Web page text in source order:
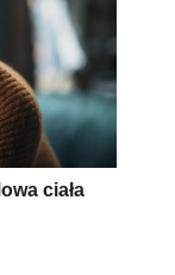
ciała